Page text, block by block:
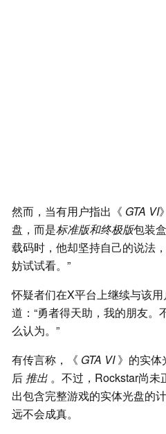
然而，当有用户指出《 GTA VI
盘，而是标准版和终极版包装
载码时，他却坚持自己的说法
妨试试看。”
怀疑者们在X平台上继续与该
道：“勇者得天助，我的朋友。
么认为。”
有传言称，《 GTA VI》的实体
后 推出 。不过，Rockstar尚未
出包含完整游戏的实体光盘的
远不会成真。